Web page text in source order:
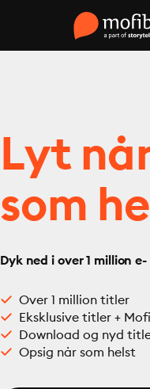
Lyt
som
Dyk ned i over 1 million
Over 1 million titler
Eksklusive titler +
Download og nyd
Opsig når som helst